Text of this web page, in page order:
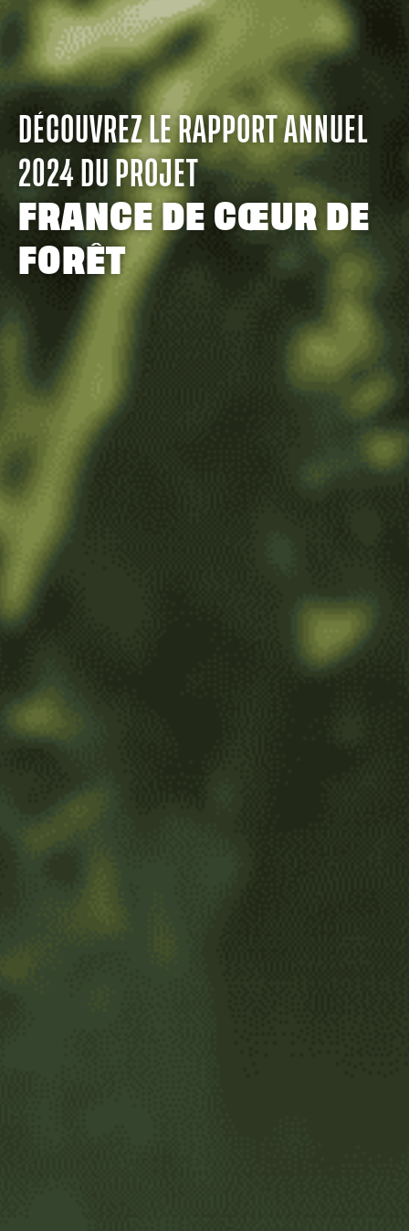
DÉCOUVREZ LE RAPPORT ANNUEL
2024 DU PROJET
FRANCE DE CŒUR DE
FORÊT